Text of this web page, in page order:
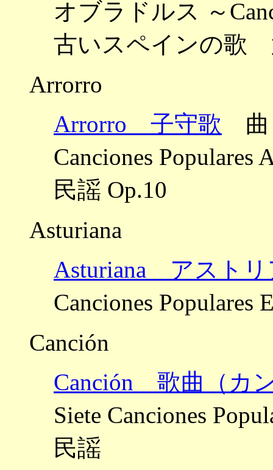
オブラドルス ～
古いスペインの歌
Arrorro
Arrorro 子守歌 曲
Canciones
民謡 Op.10
Asturiana
Asturiana アストリ
Canciones
Canción
Canción 歌曲（カ
Siete Canciones
民謡